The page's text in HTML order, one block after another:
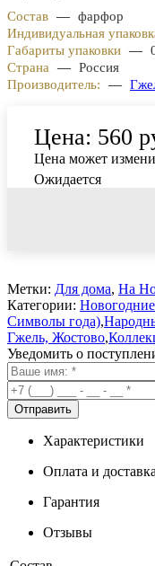
Состав — фарфор
Индивидуальная
Габариты упаковки —
Страна
— Россия
Производитель:
—
Цена: 560
Цена может
Ожидается
Метки: Для дома, На
Категории:
Символы года),
Гжель, Жостово,
Уведомить о
Характеристики
Оплата и доставка
Гарантия
Отзывы